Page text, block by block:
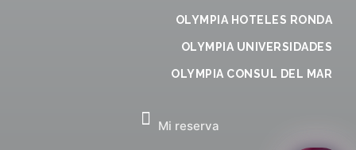
OLYMPIA HOTELES RONDA
OLYMPIA UNIVERSIDADES
OLYMPIA CONSUL DEL MAR
Mi reserva